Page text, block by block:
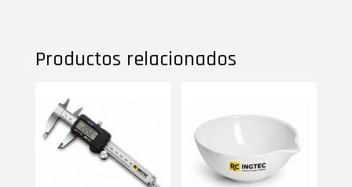
Productos relacionados